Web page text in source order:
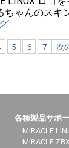
ちゃんのスキ
次
5 6
7
各種製品サポ
MIRACLE
MIRACLE